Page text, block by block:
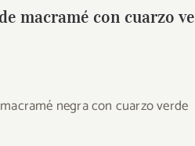
macramé con cuarzo
negra con cuarzo verde